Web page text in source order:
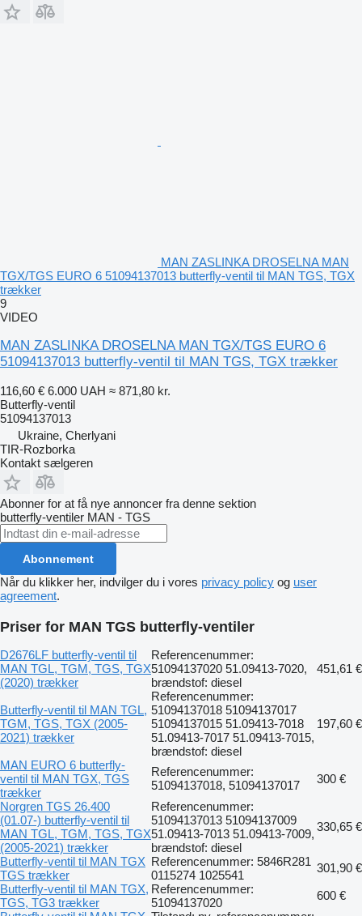
MAN ZASLINKA DROSELNA MAN
TGX/TGS EURO 6 51094137013 butterfly-ventil til MAN TGS, TGX
trækker
9
VIDEO
MAN ZASLINKA DROSELNA MAN TGX/TGS EURO 6
51094137013 butterfly-ventil til MAN TGS, TGX trækker
116,60 € 6.000 UAH ≈ 871,80 kr.
Butterfly-ventil
51094137013
Ukraine, Cherlyani
TIR-Rozborka
Kontakt sælgeren
Abonner for at få nye annoncer fra denne sektion
butterfly-ventiler MAN - TGS
Abonnement
Når du klikker her, indvilger du i vores privacy policy og user
agreement.
Priser for MAN TGS butterfly-ventiler
D2676LF butterfly-ventil til
MAN TGL, TGM, TGS, TGX
(2020) trækker
Referencenummer:
51094137020 51.09413-7020,
brændstof: diesel
451,61 €
Butterfly-ventil til MAN TGL,
TGM, TGS, TGX (2005-
2021) trækker
Referencenummer:
51094137018 51094137017
51094137015 51.09413-7018
51.09413-7017 51.09413-7015,
brændstof: diesel
197,60 €
MAN EURO 6 butterfly-
ventil til MAN TGX, TGS
trækker
Referencenummer:
51094137018, 51094137017
300 €
Norgren TGS 26.400
(01.07-) butterfly-ventil til
MAN TGL, TGM, TGS, TGX
(2005-2021) trækker
Referencenummer:
51094137013 51094137009
51.09413-7013 51.09413-7009,
brændstof: diesel
330,65 €
Butterfly-ventil til MAN TGX
TGS trækker
Referencenummer: 5846R281
0115274 1025541
301,90 €
Butterfly-ventil til MAN TGX,
TGS, TG3 trækker
Referencenummer:
51094137020
600 €